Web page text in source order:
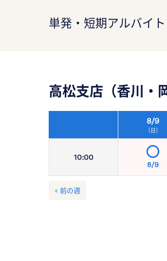
単発・短期アルバイ
高松支店（香川・
10:00
8/9
（日）
8/9
< 前の週